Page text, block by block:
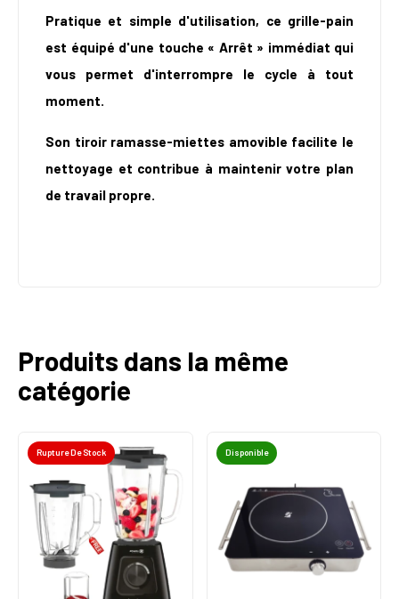
Pratique et simple d'utilisation, ce grille-pain
est équipé d'une touche « Arrêt » immédiat qui
vous permet d'interrompre le cycle à tout
moment.
Son tiroir ramasse-miettes amovible facilite le
nettoyage et contribue à maintenir votre plan
de travail propre.
Produits dans la même
catégorie
Rupture De Stock Disponible